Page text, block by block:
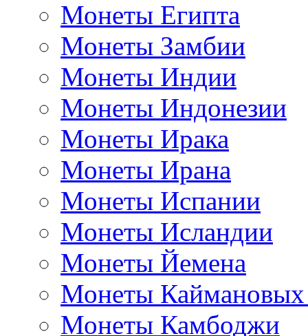
Монеты Египта
Монеты Замбии
Монеты Индии
Монеты Индонезии
Монеты Ирака
Монеты Ирана
Монеты Испании
Монеты Исландии
Монеты Йемена
Монеты Каймановых
Монеты Камбоджи